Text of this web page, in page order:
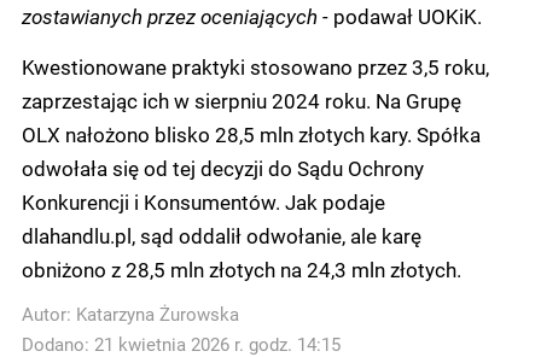
zostawianych przez oceniających - podawał UOKiK.
Kwestionowane praktyki stosowano przez 3,5 roku,
zaprzestając ich w sierpniu 2024 roku. Na Grupę
OLX nałożono blisko 28,5 mln złotych kary. Spółka
odwołała się od tej decyzji do Sądu Ochrony
Konkurencji i Konsumentów. Jak podaje
dlahandlu.pl, sąd oddalił odwołanie, ale karę
obniżono z 28,5 mln złotych na 24,3 mln złotych.
Autor: Katarzyna Żurowska
Dodano: 21 kwietnia 2026 r. godz. 14:15